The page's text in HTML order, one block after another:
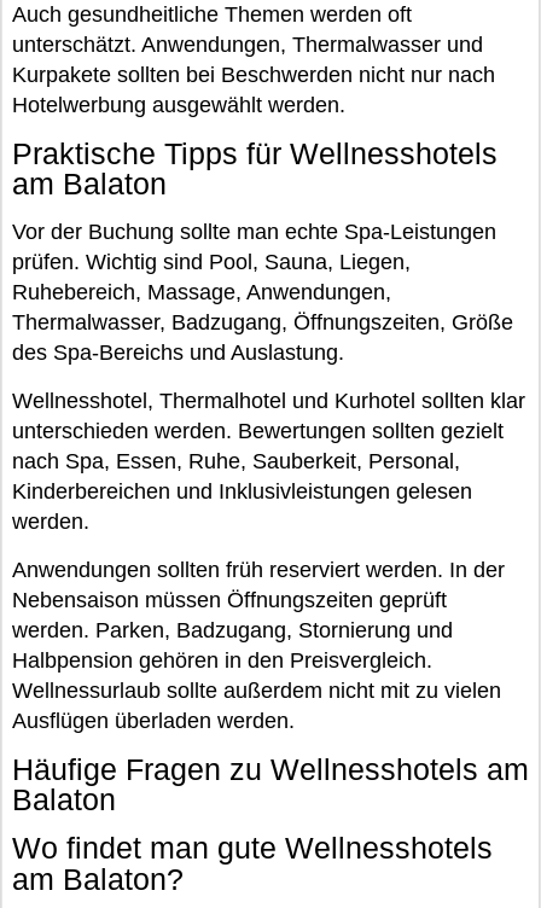
Auch gesundheitliche Themen werden oft
unterschätzt. Anwendungen, Thermalwasser und
Kurpakete sollten bei Beschwerden nicht nur nach
Hotelwerbung ausgewählt werden.
Praktische Tipps für Wellnesshotels
am Balaton
Vor der Buchung sollte man echte Spa-Leistungen
prüfen. Wichtig sind Pool, Sauna, Liegen,
Ruhebereich, Massage, Anwendungen,
Thermalwasser, Badzugang, Öffnungszeiten, Größe
des Spa-Bereichs und Auslastung.
Wellnesshotel, Thermalhotel und Kurhotel sollten klar
unterschieden werden. Bewertungen sollten gezielt
nach Spa, Essen, Ruhe, Sauberkeit, Personal,
Kinderbereichen und Inklusivleistungen gelesen
werden.
Anwendungen sollten früh reserviert werden. In der
Nebensaison müssen Öffnungszeiten geprüft
werden. Parken, Badzugang, Stornierung und
Halbpension gehören in den Preisvergleich.
Wellnessurlaub sollte außerdem nicht mit zu vielen
Ausflügen überladen werden.
Häufige Fragen zu Wellnesshotels am
Balaton
Wo findet man gute Wellnesshotels
am Balaton?